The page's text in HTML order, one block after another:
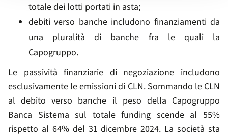
totale dei lotti portati in asta;
debiti verso banche includono finanziamenti da
una pluralità di banche fra le quali la
Capogruppo.
Le passività finanziarie di negoziazione includono
esclusivamente le emissioni di CLN. Sommando le CLN
al debito verso banche il peso della Capogruppo
Banca Sistema sul totale funding scende al 55%
rispetto al 64% del 31 dicembre 2024. La società sta